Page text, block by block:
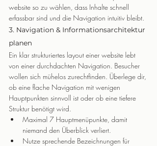
website so zu wählen, dass Inhalte schnell
erfassbar sind und die Navigation intuitiv bleibt.
3. Navigation & Informationsarchitektur
planen
Ein klar strukturiertes layout einer website lebt
von einer durchdachten Navigation. Besucher
wollen sich mühelos zurechtfinden. Überlege dir,
ob eine flache Navigation mit wenigen
Hauptpunkten sinnvoll ist oder ob eine tiefere
Struktur benötigt wird.
Maximal 7 Hauptmenüpunkte, damit
niemand den Überblick verliert.
Nutze sprechende Bezeichnungen für